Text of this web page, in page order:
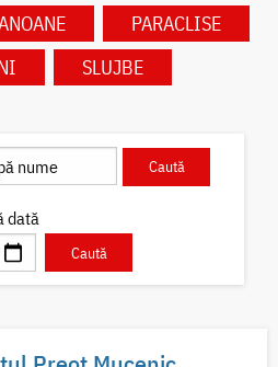
PARACLISE
SLUJBE
dată